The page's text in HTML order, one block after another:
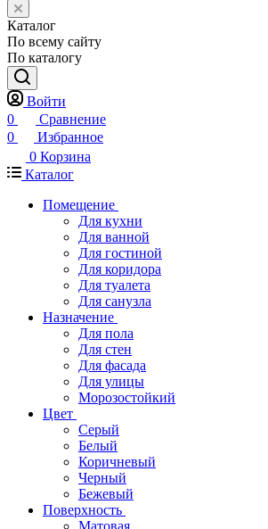
Каталог
По всему сайту
По каталогу
Войти
0
Сравнение
0
Избранное
0 Корзина
Каталог
Помещение
Для кухни
Для ванной
Для гостиной
Для коридора
Для туалета
Для санузла
Назначение
Для пола
Для стен
Для фасада
Для улицы
Морозостойкий
Цвет
Серый
Белый
Коричневый
Черный
Бежевый
Поверхность
Матовая